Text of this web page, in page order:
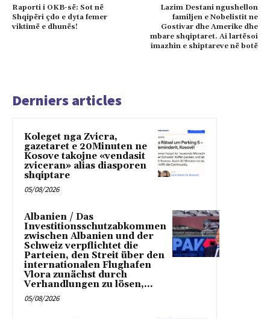
Raporti i OKB-së: Sot në
Shqipëri çdo e dyta femer
viktimë e dhunës!
Lazim Destani ngushellon
familjen e Nobelistit ne
Gostivar dhe Amerike dhe
mbare shqiptaret. Ai lartësoi
imazhin e shiptareve në botë
Derniers articles
Koleget nga Zvicra,
gazetaret e 20Minuten ne
Kosove takojne «vendasit
zviceran» alias diasporen
shqiptare
05/08/2026
Albanien / Das
Investitionsschutzabkommen
zwischen Albanien und der
Schweiz verpflichtet die
Parteien, den Streit über den
internationalen Flughafen
Vlora zunächst durch
Verhandlungen zu lösen,...
05/08/2026